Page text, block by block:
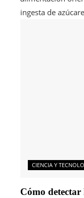
ingesta de
CIENCIA Y
Cómo